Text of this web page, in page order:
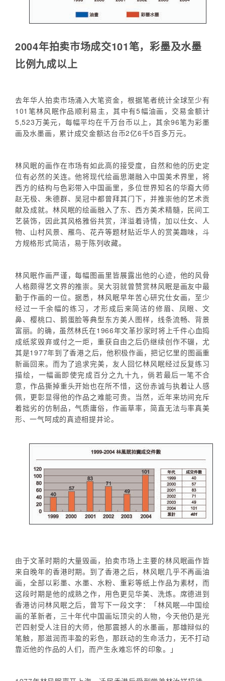
2004年拍卖市场成交101笔，彩墨及水墨
比例九成以上
去年华人拍卖市场涌入大笔资金，根据笔者统计全球至少有
101笔林风眠作品顺利易主，其中有5幅油画，交易金额计
5,523万美元，每幅平均在千万台币以上，其余96笔为彩墨
画及水墨画，累计成交金额达台币2亿6千5百多万元。
林风眠的画作在市场有如此高的接受度，自然和他的历史定
位有必然的关连。他将现代绘画思潮融入中国美术界里，将
西方的结构与色彩带入中国画里，多位世界知名的华裔大师
赵无极、朱德群、吴冠中都曾拜其门下，并推崇他的艺术贡
献及成就。林风眠的绘画融入了东、西方美术精髓，民间工
艺装饰，因此其风格雅俗共赏，洋溢着诗情，加以仕女、人
物、山村风景、雁鸟、花卉等题材贴近华人的赏美趣味，斗
方规格形式简洁，易于陈列收藏。
林风眠作画严谨，每幅图画里皆展露出他的心迹，他的风骨
人格颇得艺文界的推崇。吴大羽就曾赞赏林风眠是画友中最
勤于作画的一位。据悉，林风眠早年苦心研究仕女画，至少
经过一千余幅的练习，才形成后来简洁的修眉、凤眼、文
鼻、樱桃口、鹅蛋脸等典型东方美人图样，线条流畅、背景
富丽。的确，虽然林氏在1966年文革抄家时将上千件心血捣
成纸浆毁弃或付之一炬，重获自由之后仍继续创作不辍，尤
其是1977年到了香港之后，他积极作画，把记忆里的图画重
新画回来。而为了追求完美，友人回忆林风眠经过反复练习
描绘，一幅画即使完成百分之九十九，倘若最后一笔不合
意，作品撕掉重头开始也在所不惜，这份赤诚与执着让人感
佩，更彰显得他的作品之难能可贵。当然，近年来坊间充斥
着拙劣的仿制品，气质庸俗，作画草率，简直无法与率真美
形、一气呵成的真迹相提并论。
由于文革时期的大量毁画，拍卖市场上主要的林风眠画作皆
来自晚年的香港时期。到了香港之后，林风眠几乎不再画油
画，全部以彩墨、水墨、水粉、重彩等纸上作品为素材，而
这段时期是他的成熟之作，用色更见华美、洗炼。席德进到
香港访问林风眠之后，曾写下一段文字：「林风眠—中国绘
画的革新者，三十年代中国画坛顶尖的人物，今天他仍是光
芒四射受人注目的大师，他那震撼人的水墨画，那雄辩似的
笔触，那滋润而丰盈的彩色，那跃动的生命活力，无不打动
靠近他的作品的人们，而产生永难忘怀的印象。」